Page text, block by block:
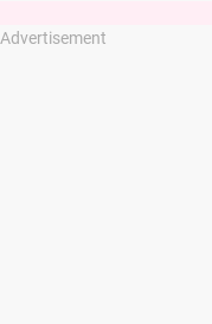
Advertisement